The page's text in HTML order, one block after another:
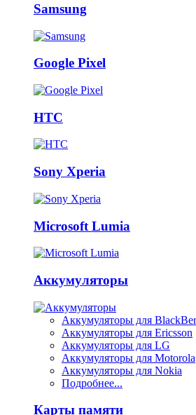
Samsung
Google Pixel
HTC
Sony Xperia
Microsoft Lumia
Аккумуляторы
Аккумуляторы для
Аккумуляторы для Ericsson
Аккумуляторы для LG
Аккумуляторы для Motorola
Аккумуляторы для Nokia
Подробнее...
Карты памяти